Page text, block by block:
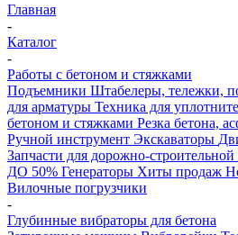
Главная
-
Каталог
-
Работы с бетоном и стяжками
Подъемники Штабелеры, тележки,
для арматуры Техника для
бетоном и стяжками Резка бетона,
Ручной инструмент Экскаваторы
Запчасти для дорожно-
ДО 50% Генераторы Хиты продаж
Вилочные погрузчики
-
Глубинные вибраторы для бетона